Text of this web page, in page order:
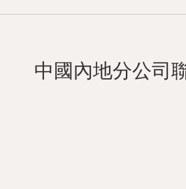
中國內地分公司